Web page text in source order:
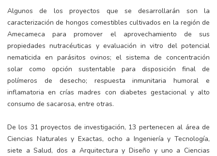
Algunos de los proyectos que se desarrollarán son la
caracterización de hongos comestibles cultivados en la región de
Amecameca para promover el aprovechamiento de sus
propiedades nutracéuticas y evaluación in vitro del potencial
nematicida en parásitos ovinos; el sistema de concentración
solar como opción sustentable para disposición final de
polímeros de desecho; respuesta inmunitaria humoral e
inflamatoria en crías madres con diabetes gestacional y alto
consumo de sacarosa, entre otras.
De los 31 proyectos de investigación, 13 pertenecen al área de
Ciencias Naturales y Exactas, ocho a Ingeniería y Tecnología,
siete a Salud, dos a Arquitectura y Diseño y uno a Ciencias